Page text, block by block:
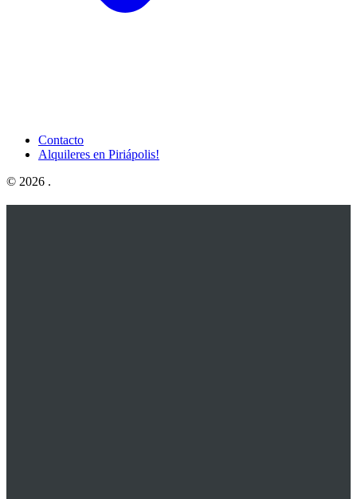
Contacto
Alquileres en Piriápolis!
© 2026 .